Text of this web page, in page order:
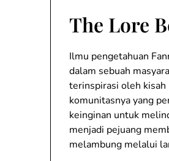
The Lore
Ilmu pengetahuan
dalam sebuah
terinspirasi oleh kisah
komunitasnya yang
keinginan untuk
menjadi pejuang
melambung melalui